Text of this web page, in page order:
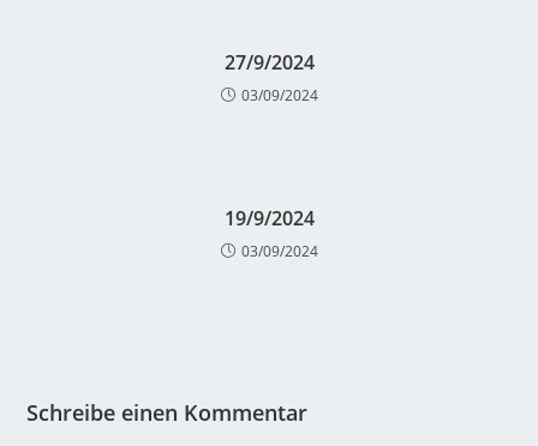
27/9/2024
03/09/2024
19/9/2024
03/09/2024
Schreibe einen Kommentar